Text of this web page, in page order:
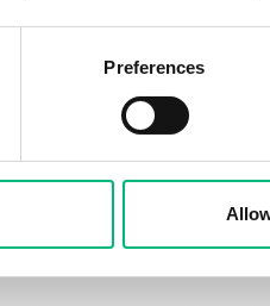
Preferences
Adress
Adress
Deltid